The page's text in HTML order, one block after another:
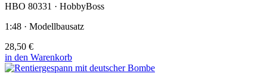
HBO 80331 · HobbyBoss
1:48 · Modellbausatz
28,50 €
in den Warenkorb